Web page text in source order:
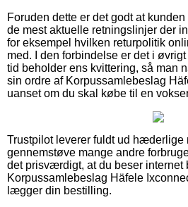
Foruden dette er det godt at
de mest aktuelle retningslinjer der
for eksempel hvilken returpolitik
med. I den forbindelse er det i
tid beholder ens kvittering, så man
sin ordre af Korpussamlebeslag
uanset om du skal købe til en
Trustpilot leverer fuldt ud hæderlige
gennemstøve mange andre
det prisværdigt, at du beser internet
Korpussamlebeslag Häfele
lægger din bestilling.